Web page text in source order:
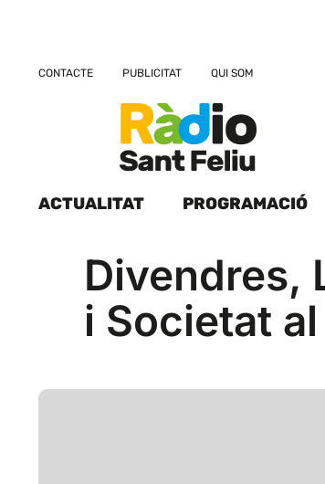
CONTACTE PUBLICITAT QUI SOM
ACTUALITAT PROGRAMACIÓ
Divendres,
i Societat